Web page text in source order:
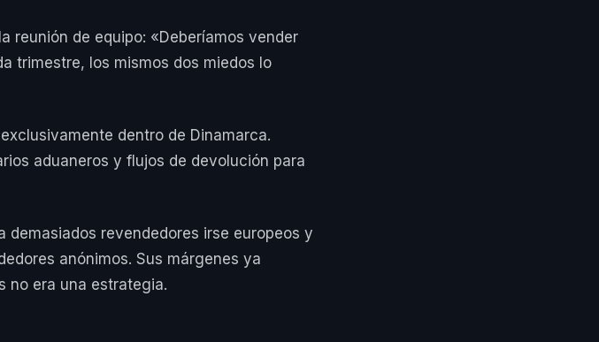
reunión de equipo: «Deberíamos vender
trimestre, los mismos dos miedos lo
dentro de Dinamarca.
aduaneros y flujos de devolución para
demasiados revendedores irse europeos y
anónimos. Sus márgenes ya
no era una estrategia.